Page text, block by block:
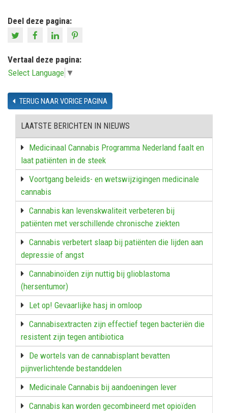
Deel deze pagina:
Vertaal deze pagina:
Select Language ▼
TERUG NAAR VORIGE PAGINA
LAATSTE BERICHTEN IN NIEUWS
Medicinaal Cannabis Programma Nederland faalt en
laat patiënten in de steek
Voortgang beleids- en wetswijzigingen medicinale
cannabis
Cannabis kan levenskwaliteit verbeteren bij
patiënten met verschillende chronische ziekten
Cannabis verbetert slaap bij patiënten die lijden aan
depressie of angst
Cannabinoïden zijn nuttig bij glioblastoma
(hersentumor)
Let op! Gevaarlijke hasj in omloop
Cannabisextracten zijn effectief tegen bacteriën die
resistent zijn tegen antibiotica
De wortels van de cannabisplant bevatten
pijnverlichtende bestanddelen
Medicinale Cannabis bij aandoeningen lever
Cannabis kan worden gecombineerd met opioïden